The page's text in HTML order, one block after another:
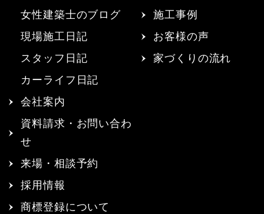
女性建築士のブログ
現場施工日記
スタッフ日記
カーライフ日記
施工事例
お客様の声
家づくりの流れ
会社案内
資料請求・お問い合わ
せ
来場・相談予約
採用情報
商標登録について